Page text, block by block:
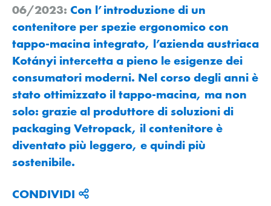
06/2023: Con l’introduzione di un
contenitore per spezie ergonomico con
tappo-macina integrato, l’azienda austriaca
Kotányi intercetta a pieno le esigenze dei
consumatori moderni. Nel corso degli anni è
stato ottimizzato il tappo-macina, ma non
solo: grazie al produttore di soluzioni di
packaging Vetropack, il contenitore è
diventato più leggero, e quindi più
sostenibile.
CONDIVIDI